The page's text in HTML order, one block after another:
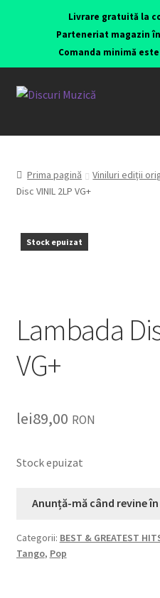
Livrare gratuită la
Parteneriat magazin
Comanda minimă
Viniluri ediții originale anii
CD-uri originale
Listă produse
Oferta lunii
Prima pagină Viniluri ediții
Disc VINIL 2LP VG+
Stock epuizat
Lambada
VG+
lei89,00 RON
Stock epuizat
Categorii: BEST & GREATEST
Tango, Pop